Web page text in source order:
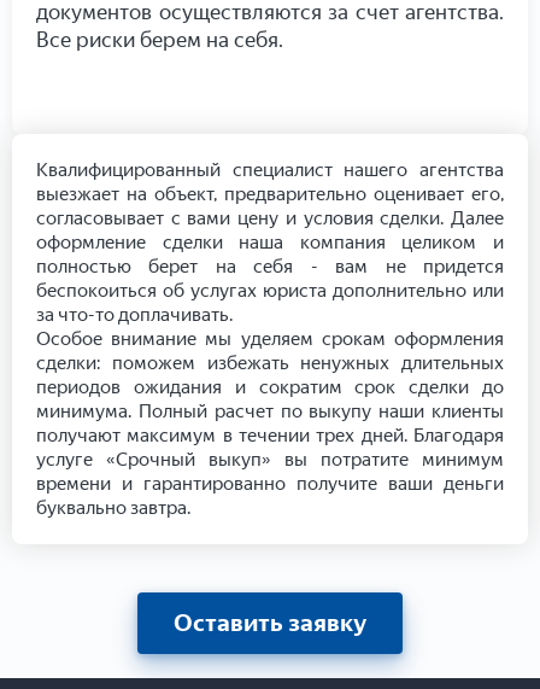
документов осуществляются за счет агентства.
Все риски берем на себя.
Квалифицированный специалист нашего агентства
выезжает на объект, предварительно оценивает его,
согласовывает с вами цену и условия сделки. Далее
оформление сделки наша компания целиком и
полностью берет на себя - вам не придется
беспокоиться об услугах юриста дополнительно или
за что-то доплачивать.
Особое внимание мы уделяем срокам оформления
сделки: поможем избежать ненужных длительных
периодов ожидания и сократим срок сделки до
минимума. Полный расчет по выкупу наши клиенты
получают максимум в течении трех дней. Благодаря
услуге «Срочный выкуп» вы потратите минимум
времени и гарантированно получите ваши деньги
буквально завтра.
Оставить заявку